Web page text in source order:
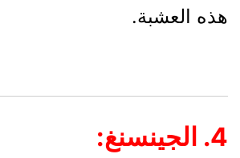
هذه العشبة.
4. الجينسنغ: